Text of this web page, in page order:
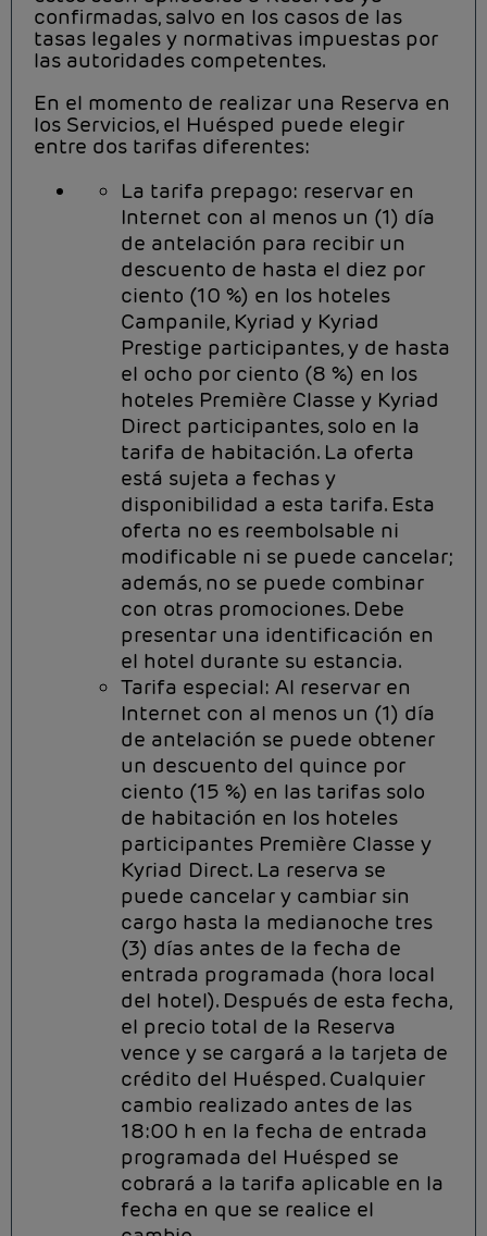
confirmadas, salvo en los casos de las
tasas legales y normativas impuestas por
las autoridades competentes.
En el momento de realizar una Reserva en
los Servicios, el Huésped puede elegir
entre dos tarifas diferentes:
La tarifa prepago: reservar en
Internet con al menos un (1) día
de antelación para recibir un
descuento de hasta el diez por
ciento (10 %) en los hoteles
Campanile, Kyriad y Kyriad
Prestige participantes, y de hasta
el ocho por ciento (8 %) en los
hoteles Première Classe y Kyriad
Direct participantes, solo en la
tarifa de habitación. La oferta
está sujeta a fechas y
disponibilidad a esta tarifa. Esta
oferta no es reembolsable ni
modificable ni se puede cancelar;
además, no se puede combinar
con otras promociones. Debe
presentar una identificación en
el hotel durante su estancia.
Tarifa especial: Al reservar en
Internet con al menos un (1) día
de antelación se puede obtener
un descuento del quince por
ciento (15 %) en las tarifas solo
de habitación en los hoteles
participantes Première Classe y
Kyriad Direct. La reserva se
puede cancelar y cambiar sin
cargo hasta la medianoche tres
(3) días antes de la fecha de
entrada programada (hora local
del hotel). Después de esta fecha,
el precio total de la Reserva
vence y se cargará a la tarjeta de
crédito del Huésped. Cualquier
cambio realizado antes de las
18:00 h en la fecha de entrada
programada del Huésped se
cobrará a la tarifa aplicable en la
fecha en que se realice el